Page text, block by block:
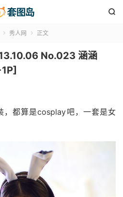

 秀人网  正文
No.023 涵涵
，都算是cosplay吧，一套是女